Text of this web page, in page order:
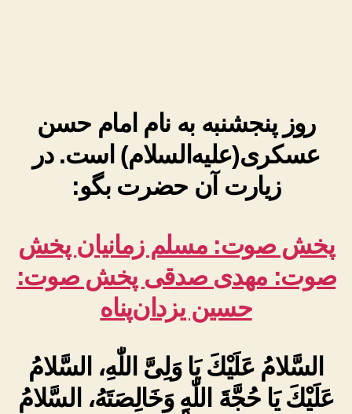
روز پنجشنبه به نام امام حسن
عسکری(علیه‌السلام) است. در
زیارت آن حضرت بگو:
پخش صوت: مسلم زمانیان پخش
صوت: مهدی صدقی پخش صوت:
حسین یزدان‌پناه
السَّلامُ عَلَيْكَ يَا وَلِىَّ اللّٰهِ، السَّلامُ
عَلَيْكَ يَا حُجَّةَ اللّٰهِ وَخَالِصَتَهُ، السَّلامُ